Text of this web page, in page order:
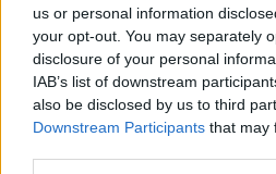
us or personal information
your opt-out. You may separately
disclosure of your personal
IAB’s list of downstream
also be disclosed by us to third
Downstream Participants that may
C
E R
A
A
R R
E
A
R C
E
A
C R
E
E
R R A
R